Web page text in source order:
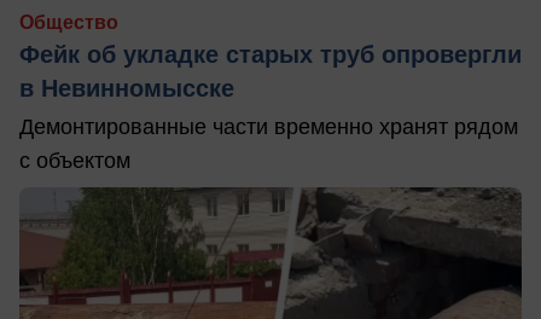
Общество
Фейк об укладке старых труб опровергли
в Невинномысске
Демонтированные части временно хранят рядом
с объектом